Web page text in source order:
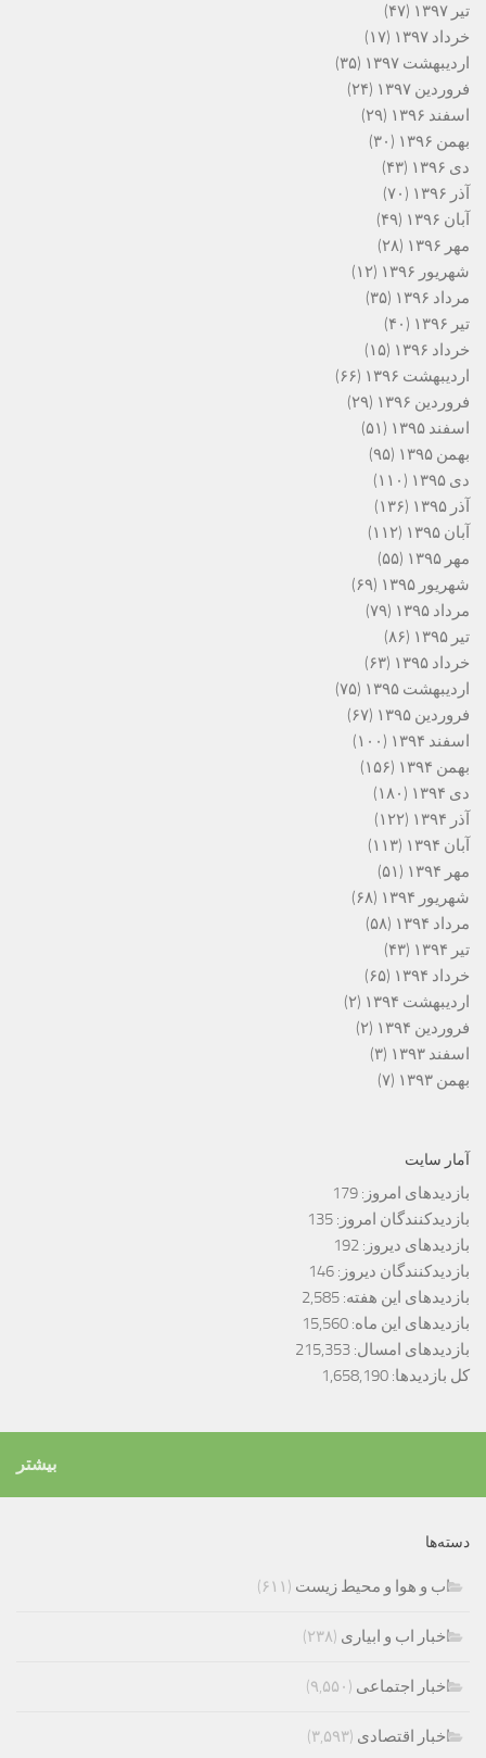
تیر ۱۳۹۷
(۴۷)
خرداد ۱۳۹۷
(۱۷)
اردیبهشت ۱۳۹۷
(۳۵)
فروردین ۱۳۹۷
(۲۴)
اسفند ۱۳۹۶
(۲۹)
بهمن ۱۳۹۶
(۳۰)
دی ۱۳۹۶
(۴۳)
آذر ۱۳۹۶
(۷۰)
آبان ۱۳۹۶
(۴۹)
مهر ۱۳۹۶
(۲۸)
شهریور ۱۳۹۶
(۱۲)
مرداد ۱۳۹۶
(۳۵)
تیر ۱۳۹۶
(۴۰)
خرداد ۱۳۹۶
(۱۵)
اردیبهشت ۱۳۹۶
(۶۶)
فروردین ۱۳۹۶
(۲۹)
اسفند ۱۳۹۵
(۵۱)
بهمن ۱۳۹۵
(۹۵)
دی ۱۳۹۵
(۱۱۰)
آذر ۱۳۹۵
(۱۳۶)
آبان ۱۳۹۵
(۱۱۲)
مهر ۱۳۹۵
(۵۵)
شهریور ۱۳۹۵
(۶۹)
مرداد ۱۳۹۵
(۷۹)
تیر ۱۳۹۵
(۸۶)
خرداد ۱۳۹۵
(۶۳)
اردیبهشت ۱۳۹۵
(۷۵)
فروردین ۱۳۹۵
(۶۷)
اسفند ۱۳۹۴
(۱۰۰)
بهمن ۱۳۹۴
(۱۵۶)
دی ۱۳۹۴
(۱۸۰)
آذر ۱۳۹۴
(۱۲۲)
آبان ۱۳۹۴
(۱۱۳)
مهر ۱۳۹۴
(۵۱)
شهریور ۱۳۹۴
(۶۸)
مرداد ۱۳۹۴
(۵۸)
تیر ۱۳۹۴
(۴۳)
خرداد ۱۳۹۴
(۶۵)
اردیبهشت ۱۳۹۴
(۲)
فروردین ۱۳۹۴
(۲)
اسفند ۱۳۹۳
(۳)
بهمن ۱۳۹۳
(۷)
آمار سایت
بازدیدهای امروز: 179
بازدیدکنندگان امروز: 135
بازدیدهای دیروز: 192
بازدیدکنندگان دیروز: 146
بازدیدهای این هفته: 2,585
بازدیدهای این ماه: 15,560
بازدیدهای امسال: 215,353
کل بازدیدها: 1,658,190
بیشتر
دسته‌ها
اب و هوا و محیط زیست (۶۱۱)
اخبار اب و ابیاری (۲۳۸)
اخبار اجتماعی (۹,۵۵۰)
اخبار اقتصادی (۳,۵۹۳)